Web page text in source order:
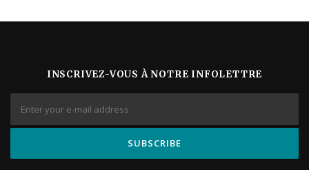
INSCRIVEZ-VOUS À NOTRE INFOLETTRE